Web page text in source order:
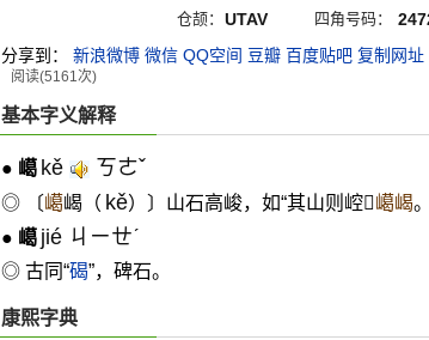
仓颉： UTAV 四角号码：
分享到：
新浪微博 微信 QQ空间 豆瓣 百度贴吧 复制网址
阅读(5161次)
基本字义解释
● 嶱 kě ㄎㄜˇ
◎ 〔嶱嵑（ kě）〕山石高峻，如“其山则崆𡹕嶱嵑
● 嶱 jié ㄐㄧㄝˊ
◎ 古同“碣”，碑石。
康熙字典